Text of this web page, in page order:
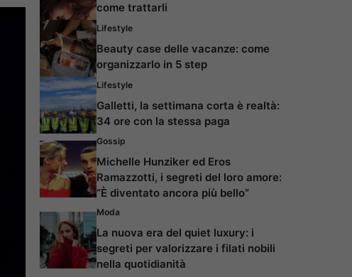
come trattarli
Lifestyle
Beauty case delle vacanze: come
organizzarlo in 5 step
Lifestyle
Galletti, la settimana corta è realtà:
34 ore con la stessa paga
Gossip
Michelle Hunziker ed Eros
Ramazzotti, i segreti del loro amore:
“È diventato ancora più bello”
Moda
La nuova era del quiet luxury: i
segreti per valorizzare i filati nobili
nella quotidianità